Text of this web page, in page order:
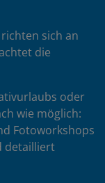
sich an
die
oder
wie möglich:
Fotoworkshops
detailliert